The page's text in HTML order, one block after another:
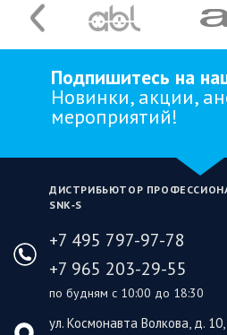
Подпишитесь на
Новинки, акции,
мероприятий!
ДИСТРИБЬЮТОР
SNK‑S
+7 495 797-97-78
+7 965 203-29-55
по будням с 10:00 до 18:30
ул. Космонавта Волкова, д.